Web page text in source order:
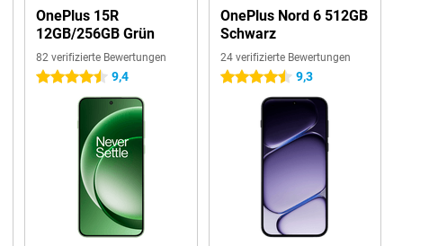
OnePlus 15R
12GB/256GB Grün
82 verifizierte Bewertungen
4.5 Sterne 9,4
OnePlus Nord 6 512GB
Schwarz
24 verifizierte Bewertungen
4.5 Sterne 9,3